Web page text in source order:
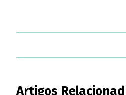
Artigos